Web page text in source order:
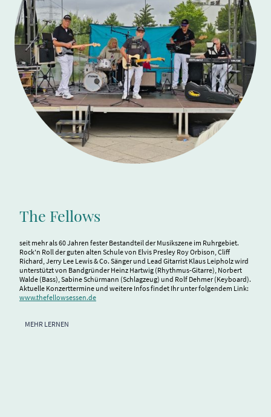
The Fellows
seit mehr als 60 Jahren fester Bestandteil der Musikszene im Ruhrgebiet.
Rock'n Roll der guten alten Schule von Elvis Presley Roy Orbison, Cliff
Richard, Jerry Lee Lewis & Co. Sänger und Lead Gitarrist Klaus Leipholz wird
unterstützt von Bandgründer Heinz Hartwig (Rhythmus-Gitarre), Norbert
Walde (Bass), Sabine Schürmann (Schlagzeug) und Rolf Dehmer (Keyboard).
Aktuelle Konzerttermine und weitere Infos findet Ihr unter folgendem Link:
www.thefellowsessen.de
MEHR LERNEN